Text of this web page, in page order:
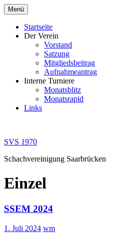
Zum
Inhalt
springen
Menü
Startseite
Der Verein
Vorstand
Satzung
Mitgliedsbeitrag
Aufnahmeantrag
Interne Turniere
Monatsblitz
Monatsrapid
Links
SVS 1970
Schachvereinigung Saarbrücken
Einzel
SSEM 2024
1. Juli 2024 wm